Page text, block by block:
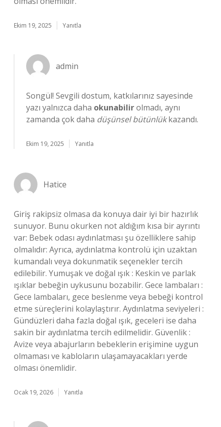
Ekim 19, 2025 Yanıtla
admin
Songül! Sevgili dostum, katkılarınız sayesinde
yazı yalnızca daha okunabilirolmadı, aynı
zamanda çok daha düşünsel bütünlükkazandı.
Ekim 19, 2025 Yanıtla
Hatice
Giriş rakipsiz olmasa da konuya dair iyi bir hazırlık
sunuyor. Bunu okurken not aldığım kısa bir ayrıntı
var: Bebek odası aydınlatması şu özelliklere sahip
olmalıdır: Ayrıca, aydınlatma kontrolü için uzaktan
kumandalı veya dokunmatik seçenekler tercih
edilebilir. Yumuşak ve doğal ışık : Keskin ve parlak
ışıklar bebeğin uykusunu bozabilir. Gece lambaları :
Gece lambaları, gece beslenme veya bebeği kontrol
etme süreçlerini kolaylaştırır. Aydınlatma seviyeleri :
Gündüzleri daha fazla doğal ışık, geceleri ise daha
sakin bir aydınlatma tercih edilmelidir. Güvenlik :
Avize veya abajurların bebeklerin erişimine uygun
olmaması ve kabloların ulaşamayacakları yerde
olması önemlidir.
Ocak 19, 2026 Yanıtla